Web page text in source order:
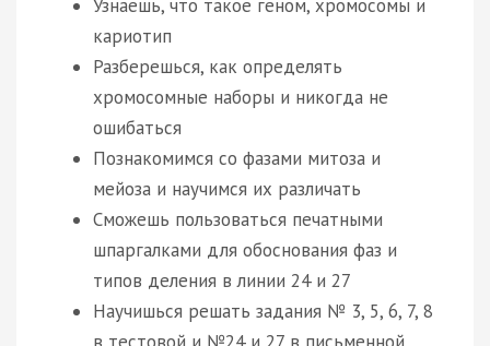
Узнаешь, что такое геном, хромосомы и
кариотип
Разберешься, как определять
хромосомные наборы и никогда не
ошибаться
Познакомимся со фазами митоза и
мейоза и научимся их различать
Сможешь пользоваться печатными
шпаргалками для обоснования фаз и
типов деления в линии 24 и 27
Научишься решать задания № 3, 5, 6, 7, 8